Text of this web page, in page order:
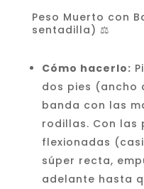
Peso Muerto con
sentadilla) ⚖️
Cómo hacerlo:
dos pies (ancho
banda con las
rodillas. Con las
flexionadas
súper recta,
adelante hasta